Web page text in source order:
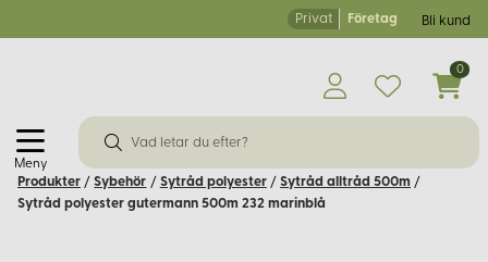
Privat Företag Bli kund
Meny
0
Produkter / Sybehör / Sytråd polyester / Sytråd alltråd 500m /
Sytråd polyester gutermann 500m 232 marinblå